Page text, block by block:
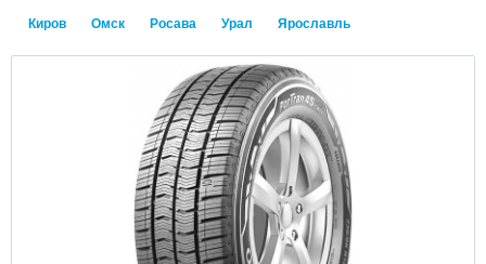
Киров Омск Росава Урал Ярославль